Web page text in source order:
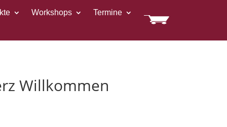
Workshops Termine
Willkommen